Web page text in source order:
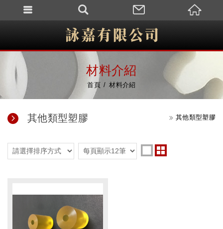
材料介紹
首頁 材料介紹
其他類型塑膠 其他類型塑膠